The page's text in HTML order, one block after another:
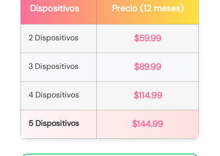
Dispositivos Precio (12 meses)
2 Dispositivos $59.99
3 Dispositivos $89.99
4 Dispositivos $114.99
5 Dispositivos $144.99